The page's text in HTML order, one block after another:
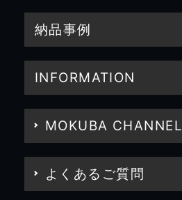
納品事例
INFORMATION
MOKUBA CHANNEL
よくあるご質問